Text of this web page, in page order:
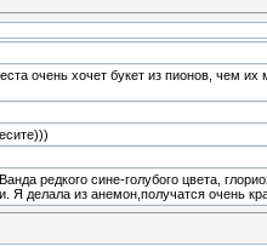
очень хочет букет из пионов, чем
редкого сине-голубого цвета,
Я делала из анемон,получатся очень